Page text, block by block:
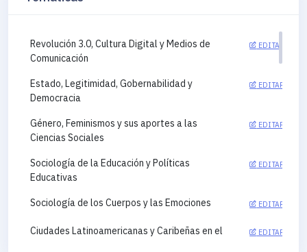
Revolución 3.0, Cultura Digital y Medios de
Comunicación
EDITAR
Estado, Legitimidad, Gobernabilidad y
Democracia
EDITAR
Género, Feminismos y sus aportes a las
Ciencias Sociales
EDITAR
Sociología de la Educación y Políticas
Educativas
EDITAR
Sociología de los Cuerpos y las Emociones EDITAR
Ciudades Latinoamericanas y Caribeñas en el
EDITAR